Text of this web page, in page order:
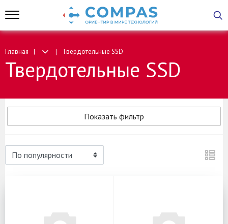
Главная Твердотельные SSD
Твердотельные SSD
Показать фильтр